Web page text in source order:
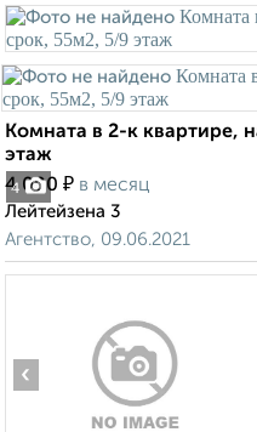
4
Комната в 2-к квартире,
этаж
4 000 ₽ в месяц
Лейтейзена 3
Агентство, 09.06.2021
‹